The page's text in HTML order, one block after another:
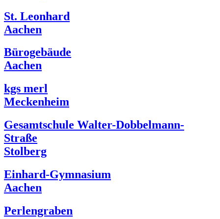
St. Leonhard
Aachen
Bürogebäude
Aachen
kgs merl
Meckenheim
Gesamtschule Walter-Dobbelmann-
Straße
Stolberg
Einhard-Gymnasium
Aachen
Perlengraben